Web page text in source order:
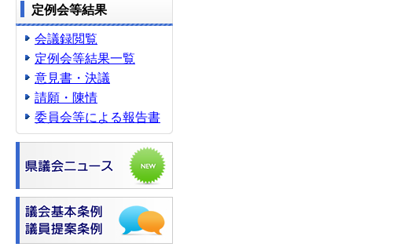
定例会等結果
会議録閲覧
定例会等結果一覧
意見書・決議
請願・陳情
委員会等による報告書